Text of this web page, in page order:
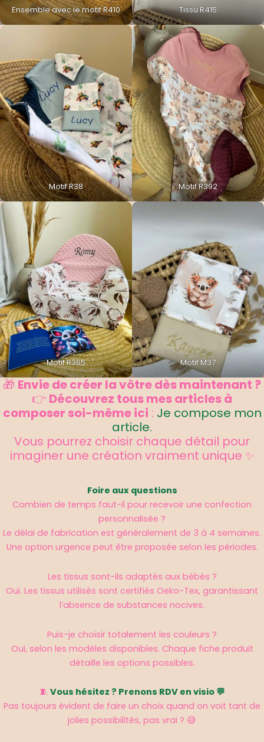
Ensemble avec le motif R410 Tissu R415
Motif R38 Motif R392
Motif R365 Motif M37
🎁 Envie de créer la vôtre dès maintenant ?
👉 Découvrez tous mes articles à
composer soi-même ici : Je compose mon
article.
Vous pourrez choisir chaque détail pour
imaginer une création vraiment unique ✨
Foire aux questions
Combien de temps faut-il pour recevoir une confection
personnalisée ?
Le délai de fabrication est généralement de 3 à 4 semaines.
Une option urgence peut être proposée selon les périodes.
Les tissus sont-ils adaptés aux bébés ?
Oui. Les tissus utilisés sont certifiés Oeko-Tex, garantissant
l’absence de substances nocives.
Puis-je choisir totalement les couleurs ?
Oui, selon les modèles disponibles. Chaque fiche produit
détaille les options possibles.
🧵 Vous hésitez ? Prenons RDV en visio 💬
Pas toujours évident de faire un choix quand on voit tant de
jolies possibilités, pas vrai ? 😅